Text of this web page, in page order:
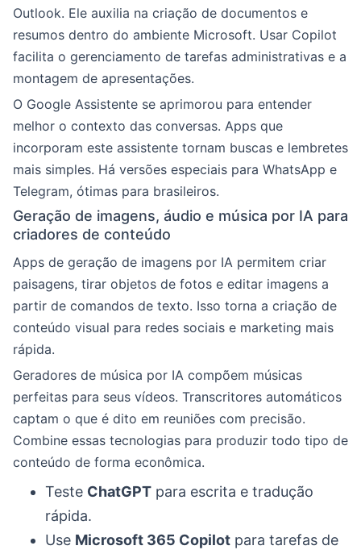
Outlook. Ele auxilia na criação de documentos e
resumos dentro do ambiente Microsoft. Usar Copilot
facilita o gerenciamento de tarefas administrativas e a
montagem de apresentações.
O Google Assistente se aprimorou para entender
melhor o contexto das conversas. Apps que
incorporam este assistente tornam buscas e lembretes
mais simples. Há versões especiais para WhatsApp e
Telegram, ótimas para brasileiros.
Geração de imagens, áudio e música por IA para
criadores de conteúdo
Apps de geração de imagens por IA permitem criar
paisagens, tirar objetos de fotos e editar imagens a
partir de comandos de texto. Isso torna a criação de
conteúdo visual para redes sociais e marketing mais
rápida.
Geradores de música por IA compõem músicas
perfeitas para seus vídeos. Transcritores automáticos
captam o que é dito em reuniões com precisão.
Combine essas tecnologias para produzir todo tipo de
conteúdo de forma econômica.
Teste ChatGPT para escrita e tradução
rápida.
Use Microsoft 365 Copilot para tarefas de